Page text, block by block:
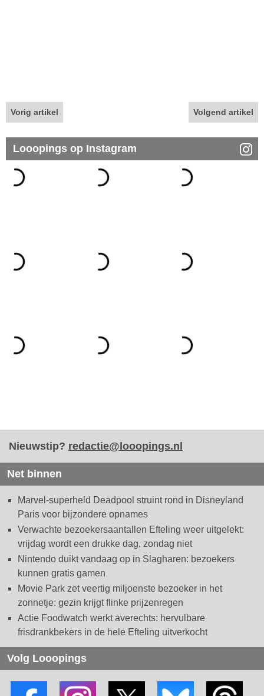
Vorig artikel Volgend artikel
Looopings op Instagram
Nieuwstip? redactie@looopings.nl
Net binnen
Marvel-superheld Deadpool struint rond in Disneyland
Paris voor bijzondere opnames
Verwachte bezoekersaantallen Efteling weer uitgelekt:
vrijdag wordt een drukke dag, zondag niet
Nintendo duikt vandaag op in Slagharen: bezoekers
kunnen gratis gamen
Movie Park zet veertig miljoenste bezoeker in het
zonnetje: gezin krijgt flinke prijzenregen
Actie Foodwatch werkt averechts: hervulbare
frisdrankbekers in de hele Efteling uitverkocht
Volg Looopings